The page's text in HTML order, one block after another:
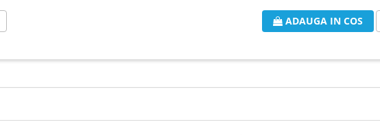
ADAUGA IN COS